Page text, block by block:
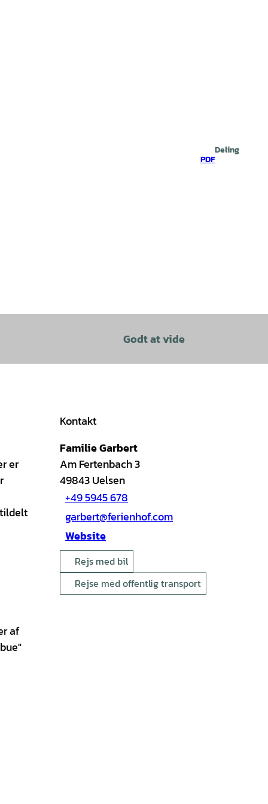
PDF
Deling
Godt at vide
er
af
Kontakt
Familie Garbert
Am Fertenbach 3
49843Uelsen
+49 5945 678
garbert@ferienhof.com
Website
Rejs med bil
Rejse med offentlig transport